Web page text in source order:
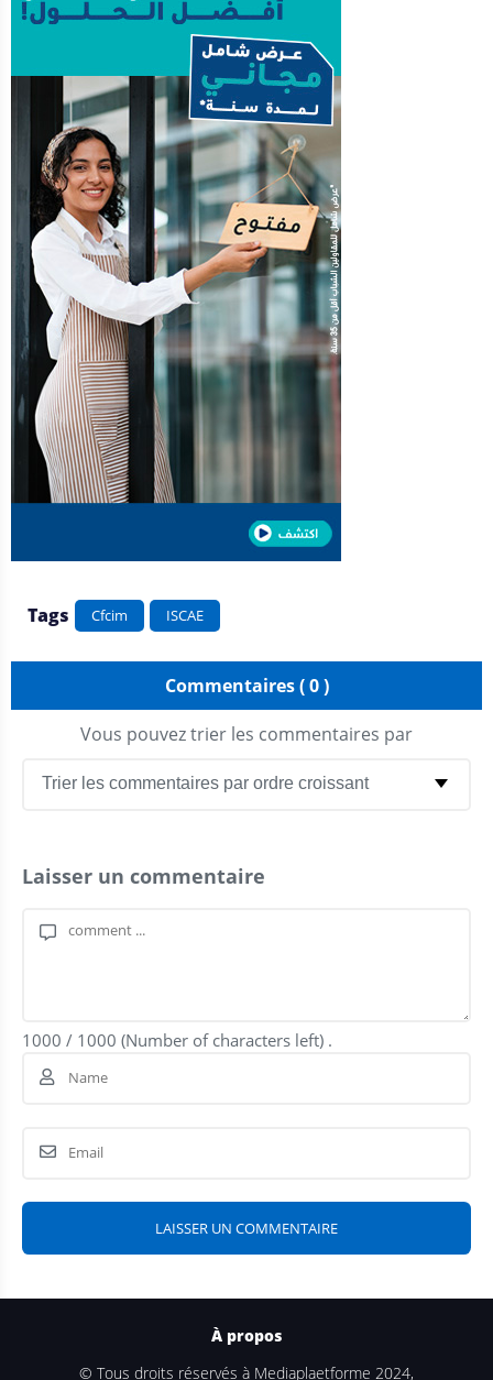
Tags Cfcim ISCAE
Commentaires ( 0 )
Vous pouvez trier les commentaires par
Laisser un commentaire
1000 / 1000 (Number of characters left) .
© Tous droits réservés à Mediaplaetforme 2024,
À propos